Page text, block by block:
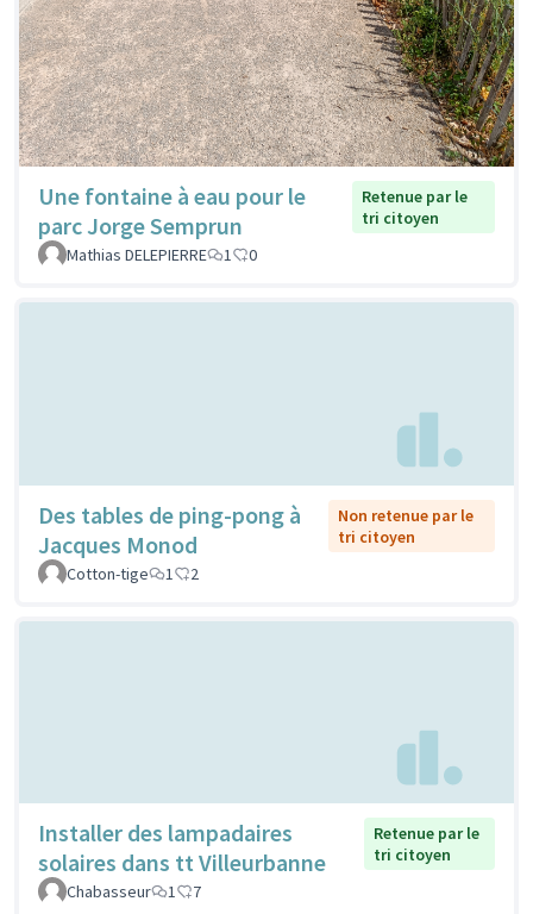
Une fontaine à eau pour le
parc Jorge Semprun
Retenue par le
tri citoyen
Mathias DELEPIERRE
1 0
Des tables de ping-pong à
Jacques Monod
Non retenue par le
tri citoyen
Cotton-tige
1 2
Installer des lampadaires
solaires dans tt Villeurbanne
Retenue par le
tri citoyen
Chabasseur
1 7